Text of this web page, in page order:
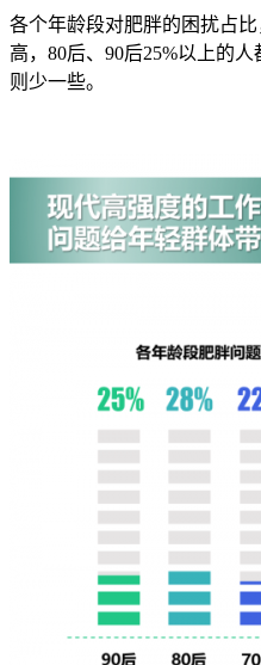
各个年龄段对肥胖的困扰占
高，80后、90后25%以上的
则少一些。